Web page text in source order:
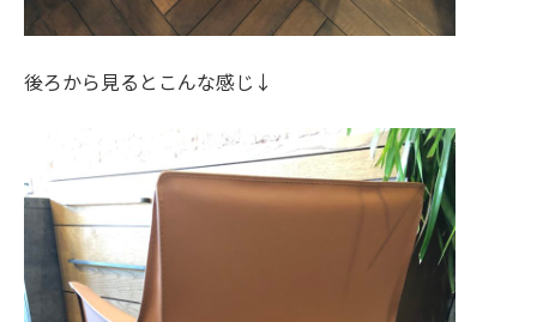
後ろから見るとこんな感じ↓